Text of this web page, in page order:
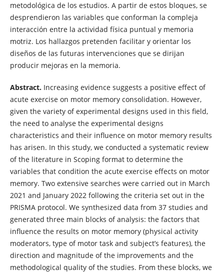
metodológica de los estudios. A partir de estos bloques, se
desprendieron las variables que conforman la compleja
interacción entre la actividad física puntual y memoria
motriz. Los hallazgos pretenden facilitar y orientar los
diseños de las futuras intervenciones que se dirijan
producir mejoras en la memoria.
Abstract. Increasing evidence suggests a positive effect of
acute exercise on motor memory consolidation. However,
given the variety of experimental designs used in this field,
the need to analyse the experimental designs
characteristics and their influence on motor memory results
has arisen. In this study, we conducted a systematic review
of the literature in Scoping format to determine the
variables that condition the acute exercise effects on motor
memory. Two extensive searches were carried out in March
2021 and January 2022 following the criteria set out in the
PRISMA protocol. We synthesized data from 37 studies and
generated three main blocks of analysis: the factors that
influence the results on motor memory (physical activity
moderators, type of motor task and subject’s features), the
direction and magnitude of the improvements and the
methodological quality of the studies. From these blocks, we